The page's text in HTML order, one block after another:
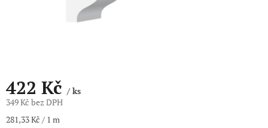
422 Kč/ ks
349 Kč bez DPH
Měrná
281,33 Kč / 1 m